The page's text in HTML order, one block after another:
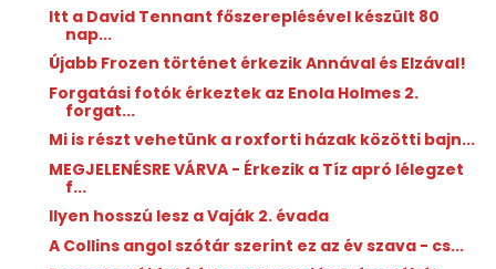
Itt a David Tennant főszereplésével készült 80
nap...
Újabb Frozen történet érkezik Annával és Elzával!
Forgatási fotók érkeztek az Enola Holmes 2.
forgat...
Mi is részt vehetünk a roxforti házak közötti bajn...
MEGJELENÉSRE VÁRVA - Érkezik a Tíz apró lélegzet
f...
Ilyen hosszú lesz a Vaják 2. évada
A Collins angol szótár szerint ez az év szava - cs...